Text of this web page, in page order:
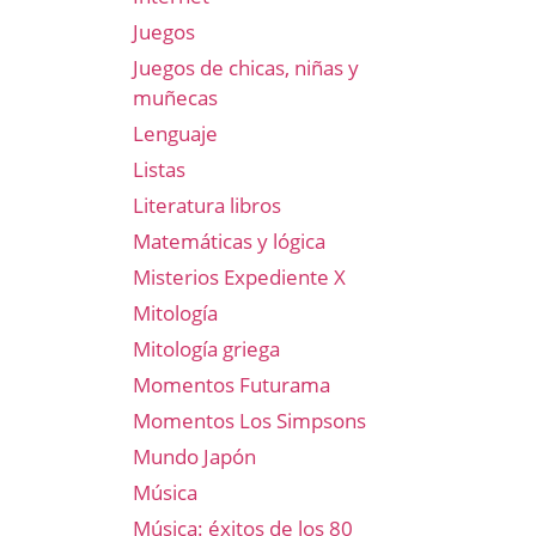
Juegos
Juegos de chicas, niñas y
muñecas
Lenguaje
Listas
Literatura libros
Matemáticas y lógica
Misterios Expediente X
Mitología
Mitología griega
Momentos Futurama
Momentos Los Simpsons
Mundo Japón
Música
Música: éxitos de los 80